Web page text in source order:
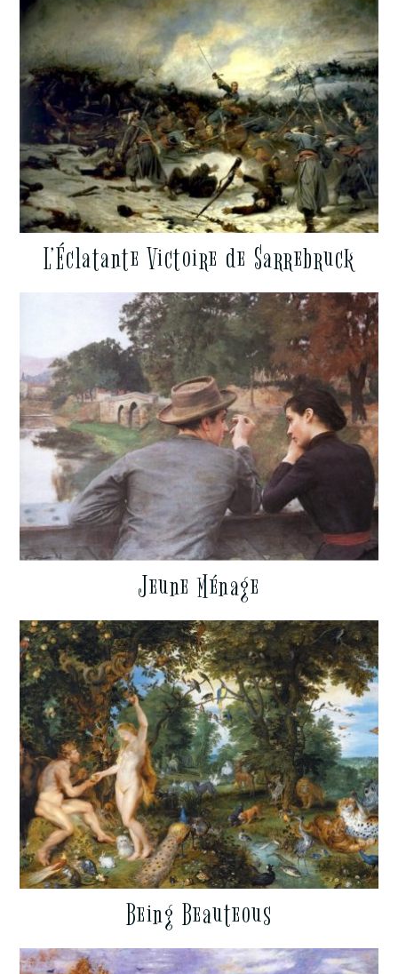
L’Éclatante Victoire de Sarrebruck
Jeune Ménage
Being Beauteous